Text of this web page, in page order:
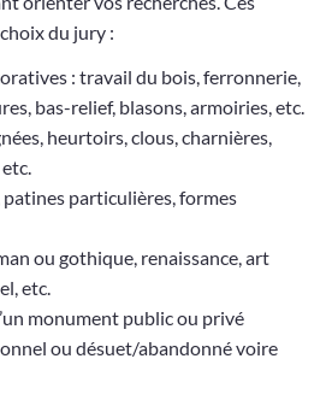
du jury :
: travail du bois, ferronnerie,
bas-relief, blasons, armoiries, etc.
heurtoirs, clous, charnières,
particulières, formes
ou gothique, renaissance, art
etc.
monument public ou privé
ou désuet/abandonné voire